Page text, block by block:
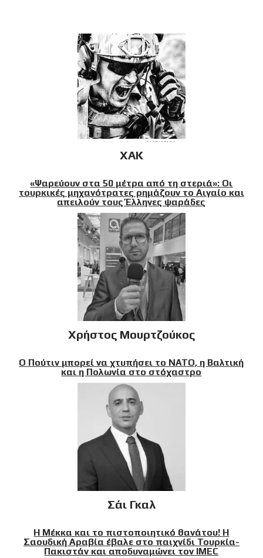
XAK
«Ψαρεύουν στα 50 μέτρα από τη στεριά»: Οι
τουρκικές μηχανότρατες ρημάζουν το Αιγαίο και
απειλούν τους Έλληνες ψαράδες
Χρήστος Μουρτζούκος
Ο Πούτιν μπορεί να χτυπήσει το ΝΑΤΟ, η Βαλτική
και η Πολωνία στο στόχαστρο
Σάι Γκαλ
Η Μέκκα και το πιστοποιητικό θανάτου! Η
Σαουδική Αραβία έβαλε στο παιχνίδι Τουρκία-
Πακιστάν και αποδυναμώνει τον IMEC